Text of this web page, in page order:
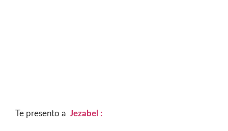
Te presento a Jezabel :